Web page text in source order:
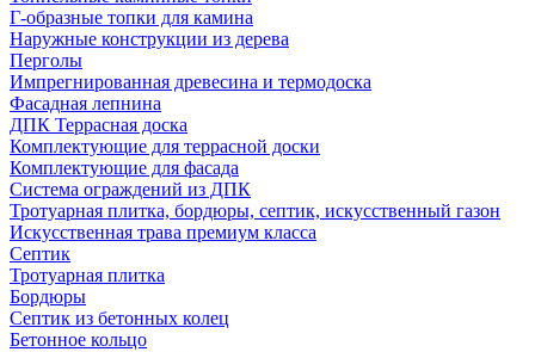
Г-образные топки для камина
Наружные конструкции из дерева
Перголы
Импрегнированная древесина и термодоска
Фасадная лепнина
ДПК Террасная доска
Комплектующие для террасной доски
Комплектующие для фасада
Система ограждений из ДПК
Тротуарная плитка, бордюры, септик, искусственный газон
Искусственная трава премиум класса
Септик
Тротуарная плитка
Бордюры
Септик из бетонных колец
Бетонное кольцо